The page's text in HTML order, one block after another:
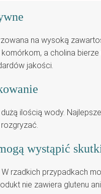
na wysoką
a cholina
jakości.
ilością wody.
wystąpić
rzadkich przypadkach
nie zawiera glutenu